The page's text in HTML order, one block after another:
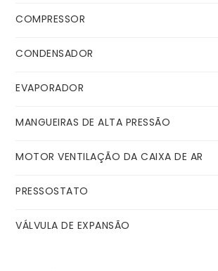
COMPRESSOR
CONDENSADOR
EVAPORADOR
MANGUEIRAS DE ALTA PRESSÃO
MOTOR VENTILAÇÃO DA CAIXA DE AR
PRESSOSTATO
VÁLVULA DE EXPANSÃO